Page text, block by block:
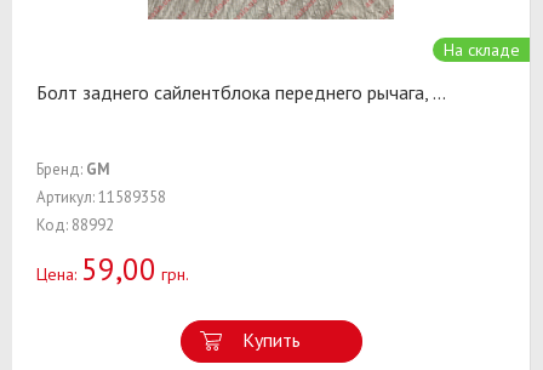
На складе
Болт заднего сайлентблока переднего рычага, ...
Бренд: GM
Артикул: 11589358
Код: 88992
Цена: 59,00 грн.
Купить